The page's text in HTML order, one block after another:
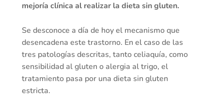
mejoría clínica al realizar la dieta sin gluten.
Se desconoce a día de hoy el mecanismo que
desencadena este trastorno. En el caso de las
tres patologías descritas, tanto celiaquía, como
sensibilidad al gluten o alergia al trigo, el
tratamiento pasa por una dieta sin gluten
estricta.